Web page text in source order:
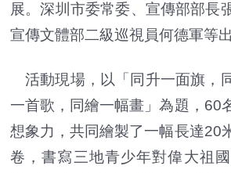
展。深圳市委常委、宣傳部部長
宣傳文體部二級巡視員何德軍等出
活動現場，以「同升一面旗，
一首歌，同繪一幅畫」為題，60
想象力，共同繪製了一幅長達20
卷，書寫三地青少年對偉大祖